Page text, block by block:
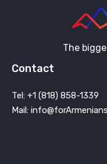
The
Contact
Tel: +1 (818) 858-1339
Mail: